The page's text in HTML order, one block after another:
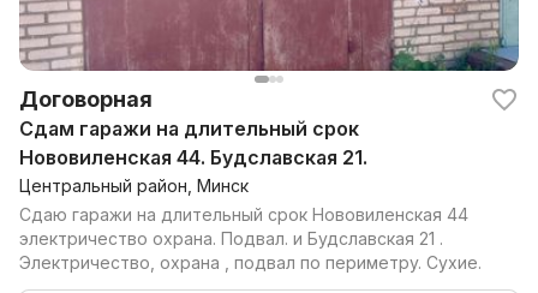
Договорная
Сдам гаражи на длительный срок
Нововиленская 44. Будславская 21.
Центральный район, Минск
Сдаю гаражи на длительный срок Нововиленская 44
электричество охрана. Подвал. и Будславская 21 .
Электричество, охрана , подвал по периметру. Сухие.